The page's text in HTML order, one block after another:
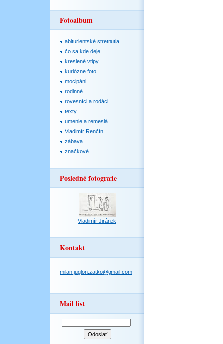
Fotoalbum
abiturientské stretnutia
čo sa kde deje
kreslené vtipy
kuriózne foto
mocipáni
rodinné
rovesníci a rodáci
texty
umenie a remeslá
Vladimír Renčín
zábava
značkové
Posledné fotografie
Vladimír Jiránek
Kontakt
milan.juglon.zatko@gmail.com
Mail list